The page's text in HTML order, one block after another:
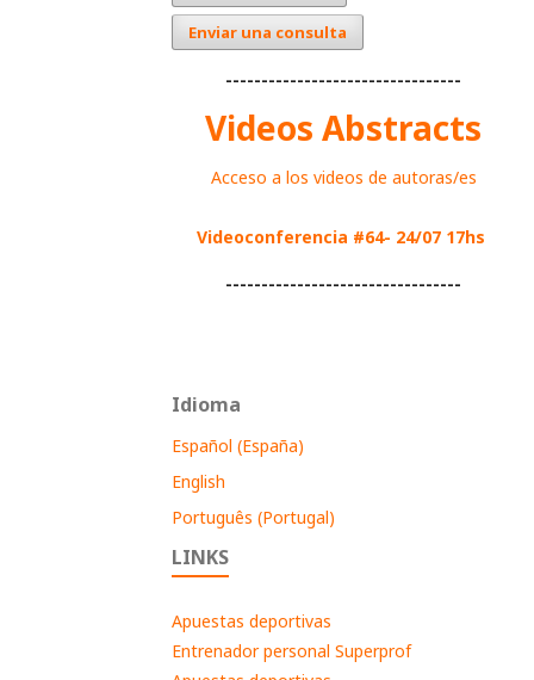
Enviar una consulta
---------------------------------
Videos Abstracts
Acceso a los videos de autoras/es
Videoconferencia #64- 24/07 17hs
---------------------------------
Idioma
Español (España)
English
Português (Portugal)
LINKS
Apuestas deportivas
Entrenador personal Superprof